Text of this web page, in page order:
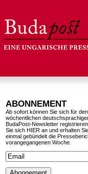
ABONNEMENT
Ab sofort können Sie sich für den
wöchentlichen
BudaPost-Newsletter
Sie sich HIER an und erhalten
einmal gebündelt die
vorangegangenen Woche.